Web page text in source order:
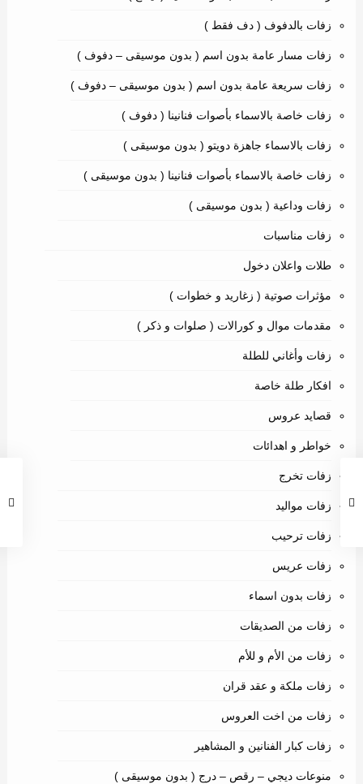
زفات بالدفوف ( دف فقط )
زفات مسار عامة بدون اسم ( بدون موسيقى – دفوف )
زفات سريعة عامة بدون اسم ( بدون موسيقى – دفوف )
زفات خاصة بالاسماء بأصوات فنانينا ( دفوف )
زفات بالاسماء جاهزة دويتو ( بدون موسيقى )
زفات خاصة بالاسماء بأصوات فنانينا ( بدون موسيقى )
زفات وداعية ( بدون موسيقى )
زفات مناسبات
طلات واعلان دخول
مؤثرات صوتية ( زغاريد و خطوات )
مقدمات موال و كورالات ( صلوات و ذكر )
زفات وأغاني للطلة
افكار طلة خاصة
قصايد عروس
خواطر و اهدائات
زفات تخرج
زفات مواليد
زفات ترحيب
زفات عريس
زفات بدون اسماء
زفات من الصديقات
زفات من الأم و للأم
زفات ملكة و عقد قران
زفات من اخت العروس
زفات كبار الفنانين و المشاهير
منوعات ديجي – رقص – درج ( بدون موسيقى )